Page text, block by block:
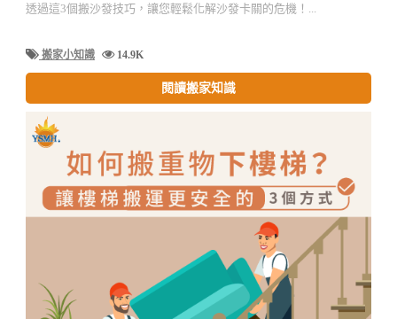
透過這3個搬沙發技巧，讓您輕鬆化解沙發卡關的危機！...
搬家小知識 14.9K
閱讀搬家知識